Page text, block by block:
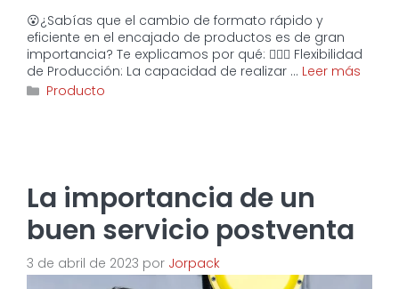
😮¿Sabías que el cambio de formato rápido y
eficiente en el encajado de productos es de gran
importancia? Te explicamos por qué: 🤸🏼‍♂️ Flexibilidad
de Producción: La capacidad de realizar … Leer más
Categorías
Producto
La importancia de un
buen servicio postventa
3 de abril de 2023 por Jorpack